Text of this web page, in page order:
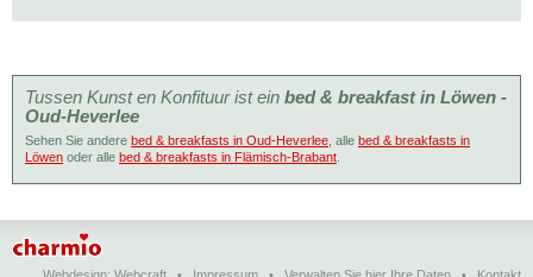
Tussen Kunst en Konfituur ist ein bed & breakfast in Löwen -
Oud-Heverlee
Sehen Sie andere bed & breakfasts in Oud-Heverlee , alle bed & breakfasts in
Löwen oder alle bed & breakfasts in Flämisch-Brabant